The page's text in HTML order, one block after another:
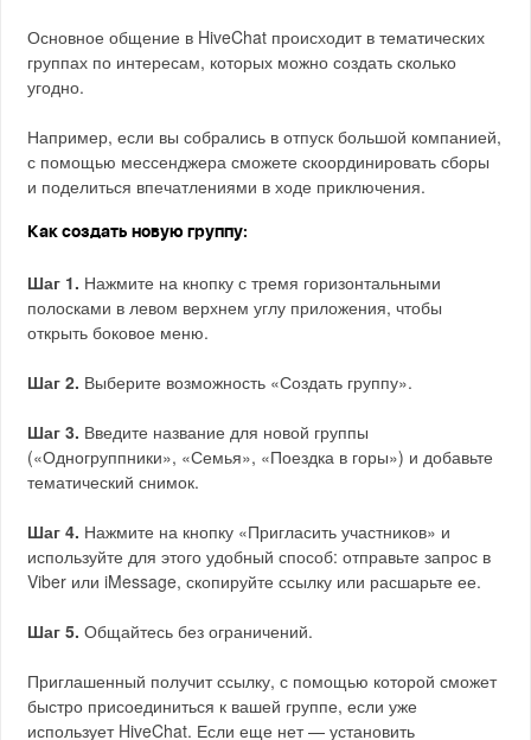
Основное общение в HiveChat происходит в тематических
группах по интересам, которых можно создать сколько
угодно.
Например, если вы собрались в отпуск большой компанией,
с помощью мессенджера сможете скоординировать сборы
и поделиться впечатлениями в ходе приключения.
Как создать новую группу:
Шаг 1. Нажмите на кнопку с тремя горизонтальными
полосками в левом верхнем углу приложения, чтобы
открыть боковое меню.
Шаг 2. Выберите возможность «Создать группу».
Шаг 3. Введите название для новой группы
(«Одногруппники», «Семья», «Поездка в горы») и добавьте
тематический снимок.
Шаг 4. Нажмите на кнопку «Пригласить участников» и
используйте для этого удобный способ: отправьте запрос в
Viber или iMessage, скопируйте ссылку или расшарьте ее.
Шаг 5. Общайтесь без ограничений.
Приглашенный получит ссылку, с помощью которой сможет
быстро присоединиться к вашей группе, если уже
использует HiveChat. Если еще нет — установить